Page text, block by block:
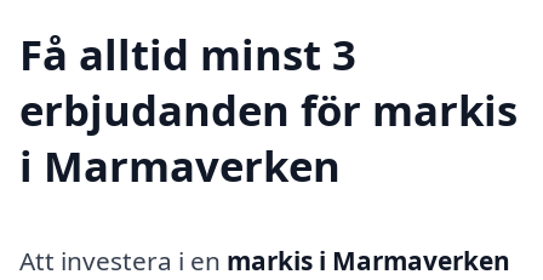
Få alltid minst 3
erbjudanden för markis
i Marmaverken
Att investera i en markis i Marmaverken